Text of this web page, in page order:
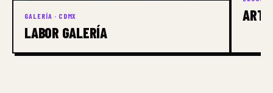
GALERÍA · CDMX
LABOR GALERÍA